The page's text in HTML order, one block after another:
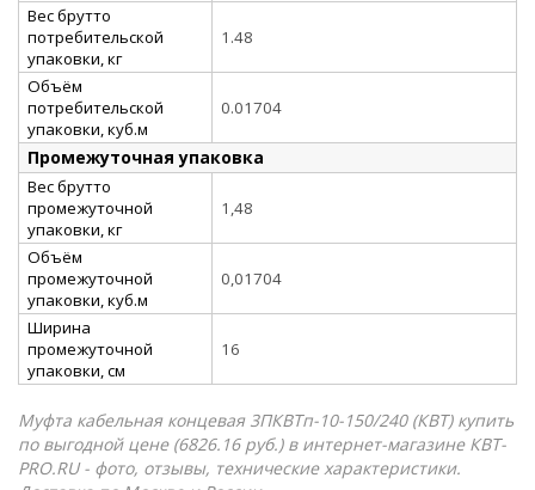
Вес брутто
потребительской
упаковки, кг
1.48
Объём
потребительской
упаковки, куб.м
0.01704
Промежуточная упаковка
Вес брутто
промежуточной
упаковки, кг
1,48
Объём
промежуточной
упаковки, куб.м
0,01704
Ширина
промежуточной
упаковки, см
16
Муфта кабельная концевая 3ПКВТп-10-150/240 (КВТ) купить
по выгодной цене (6826.16 руб.) в интернет-магазине КВТ-
PRO.RU - фото, отзывы, технические характеристики.